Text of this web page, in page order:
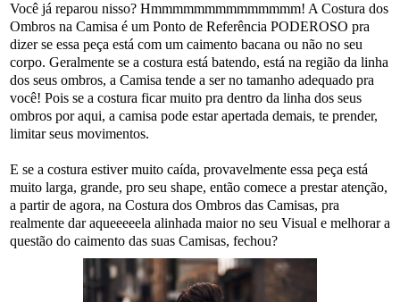
Você já reparou nisso? Hmmmmmmmmmmmmmm! A Costura dos
Ombros na Camisa é um Ponto de Referência PODEROSO pra
dizer se essa peça está com um caimento bacana ou não no seu
corpo. Geralmente se a costura está batendo, está na região da linha
dos seus ombros, a Camisa tende a ser no tamanho adequado pra
você! Pois se a costura ficar muito pra dentro da linha dos seus
ombros por aqui, a camisa pode estar apertada demais, te prender,
limitar seus movimentos.
E se a costura estiver muito caída, provavelmente essa peça está
muito larga, grande, pro seu shape, então comece a prestar atenção,
a partir de agora, na Costura dos Ombros das Camisas, pra
realmente dar aqueeeeela alinhada maior no seu Visual e melhorar a
questão do caimento das suas Camisas, fechou?